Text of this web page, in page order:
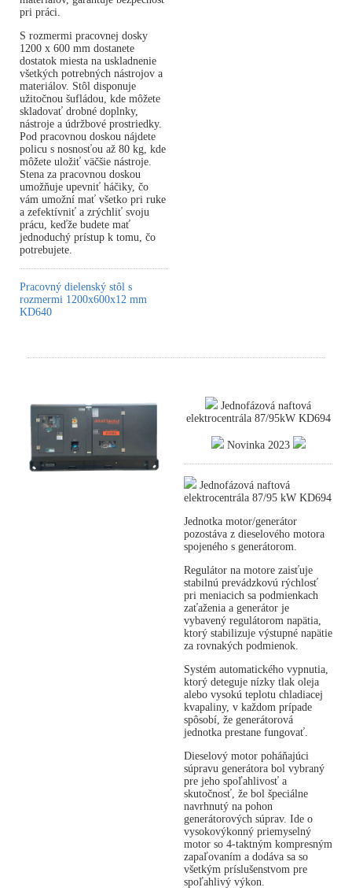
pri práci.
S rozmermi pracovnej dosky
1200 x 600 mm dostanete
dostatok miesta na uskladnenie
všetkých potrebných nástrojov a
materiálov. Stôl disponuje
užitočnou šufládou, kde môžete
skladovať drobné doplnky,
nástroje a údržbové prostriedky.
Pod pracovnou doskou nájdete
policu s nosnosťou až 80 kg, kde
môžete uložiť väčšie nástroje.
Stena za pracovnou doskou
umožňuje upevniť háčiky, čo
vám umožní mať všetko pri ruke
a zefektívniť a zrýchliť svoju
prácu, keďže budete mať
jednoduchý prístup k tomu, čo
potrebujete.
Pracovný dielenský stôl s
rozmermi 1200x600x12 mm
KD640
Jednofázová naftová
elektrocentrála 87/95kW KD694
Novinka 2023
Jednofázová naftová
elektrocentrála 87/95 kW KD694
Jednotka motor/generátor
pozostáva z dieselového motora
spojeného s generátorom.
Regulátor na motore zaisťuje
stabilnú prevádzkovú rýchlosť
pri meniacich sa podmienkach
zaťaženia a generátor je
vybavený regulátorom napätia,
ktorý stabilizuje výstupné napätie
za rovnakých podmienok.
Systém automatického vypnutia,
ktorý deteguje nízky tlak oleja
alebo vysokú teplotu chladiacej
kvapaliny, v každom prípade
spôsobí, že generátorová
jednotka prestane fungovať.
Dieselový motor poháňajúci
súpravu generátora bol vybraný
pre jeho spoľahlivosť a
skutočnosť, že bol špeciálne
navrhnutý na pohon
generátorových súprav. Ide o
vysokovýkonný priemyselný
motor so 4-taktným kompresným
zapaľovaním a dodáva sa so
všetkým príslušenstvom pre
spoľahlivý výkon.